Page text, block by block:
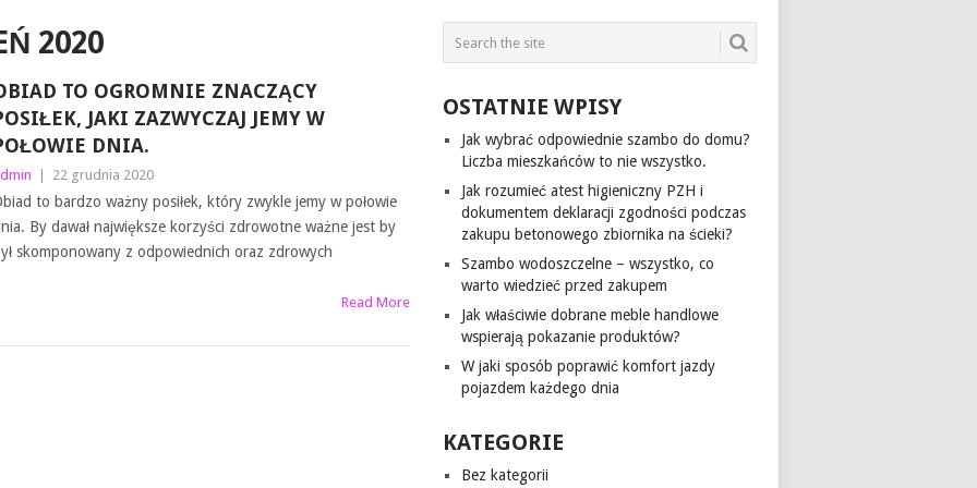
2020
TO OGROMNIE ZNACZĄCY
JAKI ZAZWYCZAJ JEMY W
DNIA.
22 grudnia 2020
to bardzo ważny posiłek, który zwykle jemy w połowie
By dawał największe korzyści zdrowotne ważne jest by
skomponowany z odpowiednich oraz zdrowych
Read More
OSTATNIE WPISY
Jak wybrać odpowiednie szambo do domu?
Liczba mieszkańców to nie wszystko.
Jak rozumieć atest higieniczny PZH i
dokumentem deklaracji zgodności podczas
zakupu betonowego zbiornika na ścieki?
Szambo wodoszczelne – wszystko, co
warto wiedzieć przed zakupem
Jak właściwie dobrane meble handlowe
wspierają pokazanie produktów?
W jaki sposób poprawić komfort jazdy
pojazdem każdego dnia
KATEGORIE
Bez kategorii